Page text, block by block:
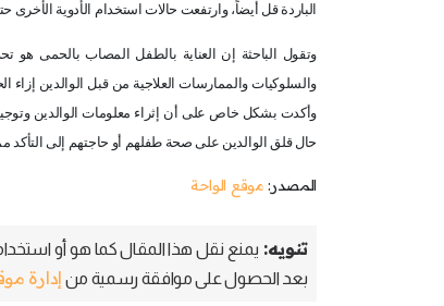
الباردة قل أيضاً، وارتفعت حالات استخدام الأدوية
وتقول الباحثة إن العناية بالطفل المصاب بالحمى هو
والسلوكيات والممارسات العلاجية من قبل الوالدين إزاء
وأكدت بشكل خاص على أن إثراء معلومات الوالدين
حال قلق الوالدين على صحة طفلهم أو حاجتهم إلى التأكد
المصدر: موقع الواحة
تنويه: يمنع نقل هذا المقال كما هو أو
بعد الحصول على موافقة رسمية من إدارة